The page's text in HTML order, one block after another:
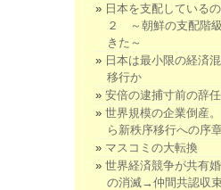
日本を支配している
２ ～朝鮮の支配階
きた～
日本は最小限の経済
移行か
安倍の逮捕寸前の辞
世界規模の企業倒産
ら新秩序移行への序
マスコミの大転換
世界経済競争が共有
の消滅→仲間共認収